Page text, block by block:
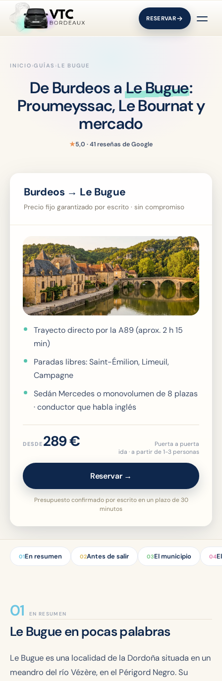
RESERVAR
INICIO ›GUÍAS › LE BUGUE
De Burdeos aLe Bugue:
Proumeyssac, Le Bournat y
mercado
★5,0 · 41 reseñas de Google
Burdeos → Le Bugue
Precio fijo garantizado por escrito · sin compromiso
Trayecto directo por la A89 (aprox. 2 h 15
min)
Paradas libres: Saint-Émilion, Limeuil,
Campagne
Sedán Mercedes o monovolumen de 8 plazas
· conductor que habla inglés
DESDE 289 €
Puerta a puerta
ida · a partir de 1-3 personas
Reservar →
Presupuesto confirmado por escrito en un plazo de 30
minutos
01En resumen 02Antes de salir 03El municipio 04
EN RESUMEN
Le Bugue en pocas palabras
Le Bugue es una localidad de la Dordoña situada en un
meandro del río Vézère, en el Périgord Negro. Su